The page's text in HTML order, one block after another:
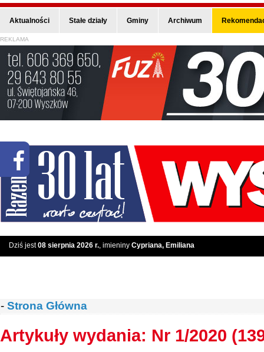
Aktualności Stałe działy Gminy Archiwum
REKLAMA
Dziś jest08 sierpnia 2026 r., imieniny Cypriana, Emiliana
- Strona Główna
Artykuły wydania: Nr 1/2020